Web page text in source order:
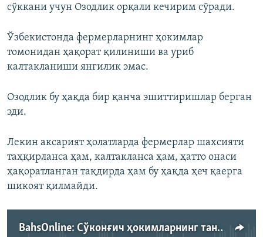
сўккани учун Озодлик орқали кечирим сўради.
Ўзбекистонда фермерларнинг ҳокимлар
томонидан ҳақорат қилиниши ва уриб
калтакланиши янгилик эмас.
Озодлик бу ҳақда бир қанча эшиттиришлар берган
эди.
Лекин аксарият ҳолатларда фермерлар шахсияти
таҳқирланса ҳам, калтакланса ҳам, ҳатто онаси
ҳақоратланган тақдирда ҳам бу ҳақда ҳеч қаерга
шикоят қилмайди.
BahsOnline: Cўконғич ҳокимларнинг танобини тортиб қўйса бўладими?